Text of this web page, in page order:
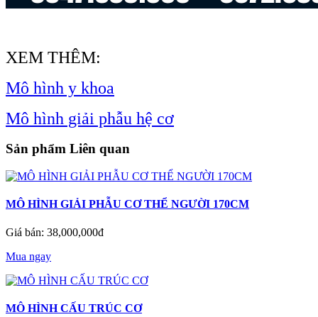
XEM THÊM:
Mô hình y khoa
Mô hình giải phẫu hệ cơ
Sản phẩm Liên quan
MÔ HÌNH GIẢI PHẪU CƠ THỂ NGƯỜI 170CM
Giá bán: 38,000,000đ
Mua ngay
MÔ HÌNH CẤU TRÚC CƠ